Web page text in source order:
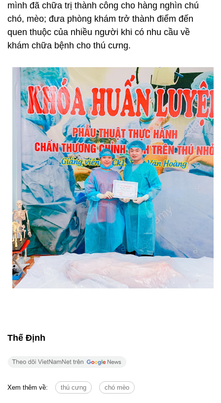
mình đã chữa trị thành công cho hàng nghìn chú
chó, mèo; đưa phòng khám trở thành điểm đến
quen thuộc của nhiều người khi có nhu cầu về
khám chữa bệnh cho thú cưng.
Thế Định
Xem thêm về: thú cưng chó mèo